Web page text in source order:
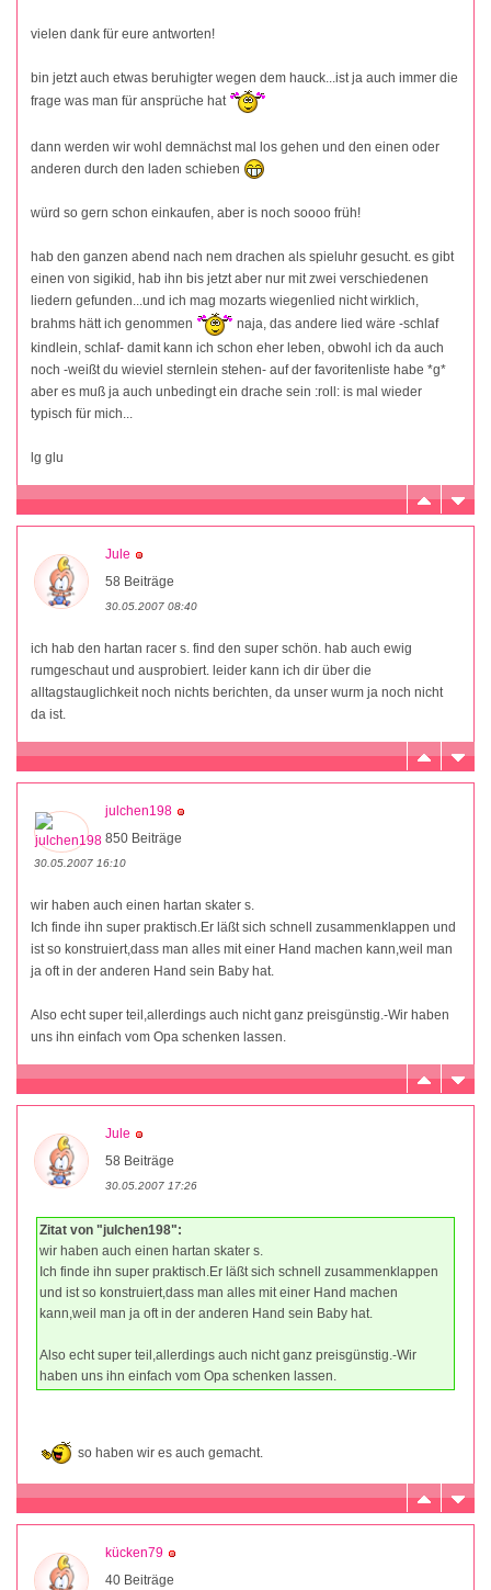
vielen dank für eure antworten!
bin jetzt auch etwas beruhigter wegen dem hauck...ist ja auch immer die
frage was man für ansprüche hat
dann werden wir wohl demnächst mal los gehen und den einen oder
anderen durch den laden schieben
würd so gern schon einkaufen, aber is noch soooo früh!
hab den ganzen abend nach nem drachen als spieluhr gesucht. es gibt
einen von sigikid, hab ihn bis jetzt aber nur mit zwei verschiedenen
liedern gefunden...und ich mag mozarts wiegenlied nicht wirklich,
brahms hätt ich genommen
naja, das andere lied wäre -schlaf
kindlein, schlaf- damit kann ich schon eher leben, obwohl ich da auch
noch -weißt du wieviel sternlein stehen- auf der favoritenliste habe *g*
aber es muß ja auch unbedingt ein drache sein :roll: is mal wieder
typisch für mich...
lg glu
Jule
58 Beiträge
30.05.2007 08:40
ich hab den hartan racer s. find den super schön. hab auch ewig
rumgeschaut und ausprobiert. leider kann ich dir über die
alltagstauglichkeit noch nichts berichten, da unser wurm ja noch nicht
da ist.
julchen198
850 Beiträge
30.05.2007 16:10
wir haben auch einen hartan skater s.
Ich finde ihn super praktisch.Er läßt sich schnell zusammenklappen und
ist so konstruiert,dass man alles mit einer Hand machen kann,weil man
ja oft in der anderen Hand sein Baby hat.
Also echt super teil,allerdings auch nicht ganz preisgünstig.-Wir haben
uns ihn einfach vom Opa schenken lassen.
Jule
58 Beiträge
30.05.2007 17:26
Zitat von "julchen198":
wir haben auch einen hartan skater s.
Ich finde ihn super praktisch.Er läßt sich schnell zusammenklappen
und ist so konstruiert,dass man alles mit einer Hand machen
kann,weil man ja oft in der anderen Hand sein Baby hat.
Also echt super teil,allerdings auch nicht ganz preisgünstig.-Wir
haben uns ihn einfach vom Opa schenken lassen.
so haben wir es auch gemacht.
kücken79
40 Beiträge